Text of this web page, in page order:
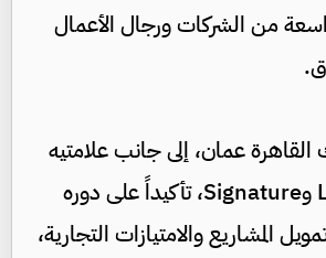
من الشركات ورجال الأعمال
القاهرة عمان، إلى جانب علامتيه
التجاريتين LINC وSignature، تأكيداً على دوره
المشاريع والامتيازات التجارية،